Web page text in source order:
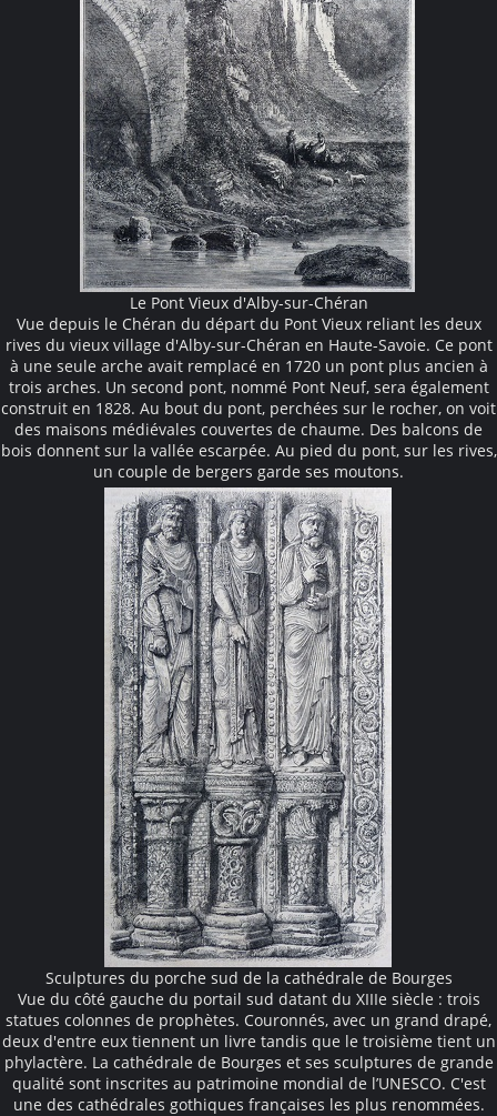
Le Pont Vieux d'Alby-sur-Chéran
Vue depuis le Chéran du départ du Pont Vieux reliant les deux
rives du vieux village d'Alby-sur-Chéran en Haute-Savoie. Ce pont
à une seule arche avait remplacé en 1720 un pont plus ancien à
trois arches. Un second pont, nommé Pont Neuf, sera également
construit en 1828. Au bout du pont, perchées sur le rocher, on voit
des maisons médiévales couvertes de chaume. Des balcons de
bois donnent sur la vallée escarpée. Au pied du pont, sur les rives,
un couple de bergers garde ses moutons.
Sculptures du porche sud de la cathédrale de Bourges
Vue du côté gauche du portail sud datant du XIIIe siècle : trois
statues colonnes de prophètes. Couronnés, avec un grand drapé,
deux d'entre eux tiennent un livre tandis que le troisième tient un
phylactère. La cathédrale de Bourges et ses sculptures de grande
qualité sont inscrites au patrimoine mondial de l’UNESCO. C'est
une des cathédrales gothiques françaises les plus renommées.